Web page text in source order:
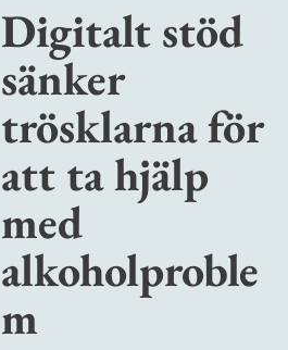
Digitalt stöd
sänker
trösklarna för
att ta hjälp
med
alkoholproble
m